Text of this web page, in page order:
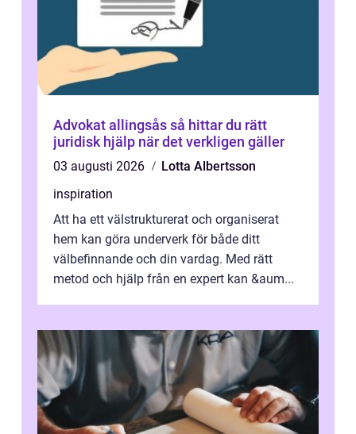
Advokat allingsås så hittar du rätt
juridisk hjälp när det verkligen gäller
03 augusti 2026
Lotta Albertsson
inspiration
Att ha ett välstrukturerat och organiserat
hem kan göra underverk för både ditt
välbefinnande och din vardag. Med rätt
metod och hjälp från en expert kan &aum...